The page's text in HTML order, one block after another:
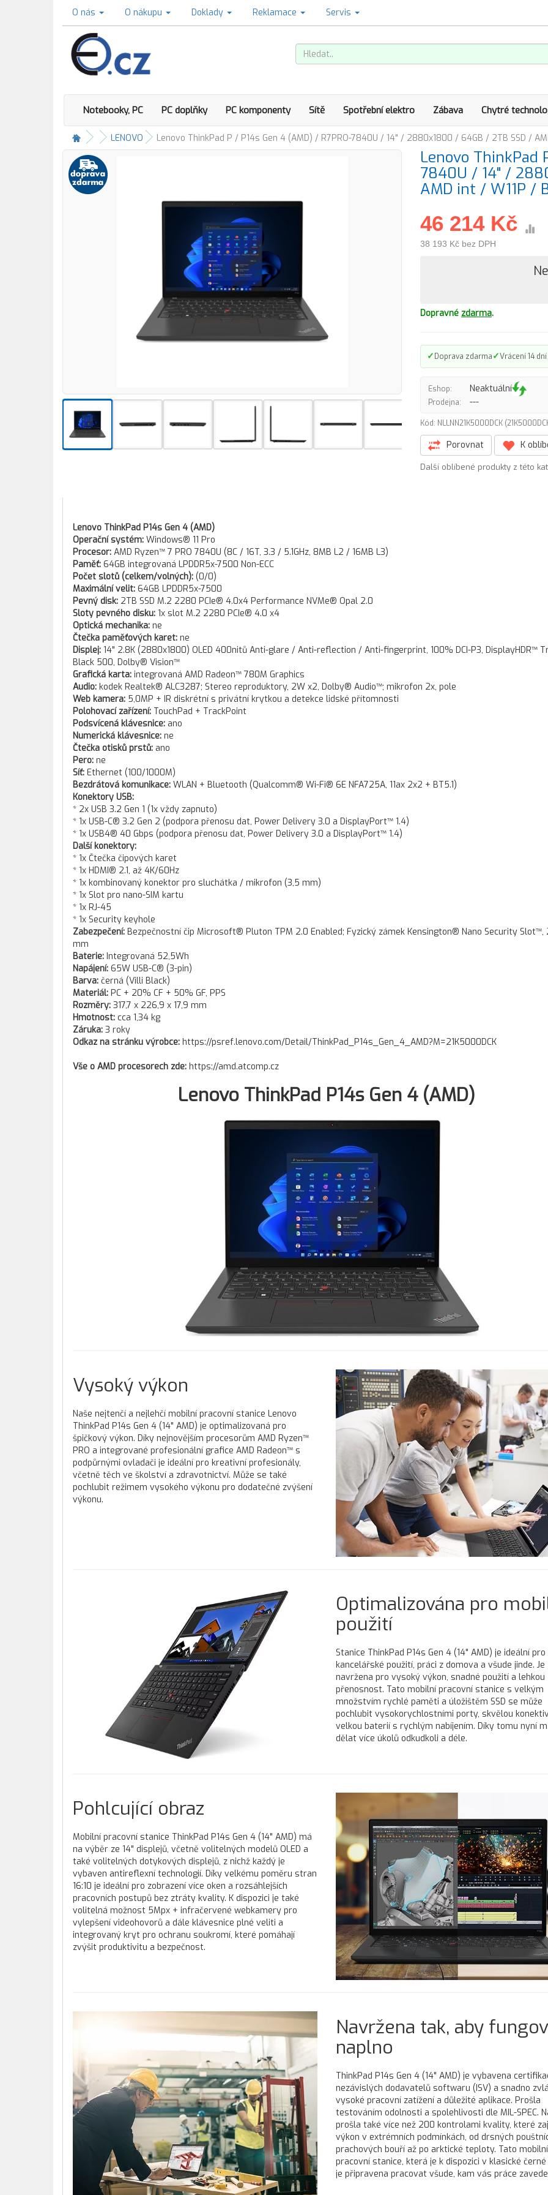
O nás O nákupu Doklady Reklamace Servis
Notebooky, PC PC doplňky PC komponenty Sítě Spotřební elektro Zábava Chytré
LENOVO Lenovo ThinkPad P / P14s Gen 4 (AMD) / R7PRO-7840U / 14" / 2880x1800 / 64GB / 2TB SSD /
Lenovo ThinkPad
7840U / 14" /
AMD int / W11P /
46 214 Kč
38 193 Kč bez DPH
Dopravné zdarma.
✓Doprava zdarma✓Vrácení 14 dní
Eshop: Neaktuální
Prodejna: ---
Kód: NLLNN21K5000DCK
Porovnat K
Další oblíbené produkty z této
Lenovo ThinkPad P14s Gen 4 (AMD)
Operační systém: Windows® 11 Pro
Procesor: AMD Ryzen™ 7 PRO 7840U (8C / 16T, 3.3 / 5.1GHz, 8MB L2 / 16MB L3)
Paměť: 64GB integrovaná LPDDR5x-7500 Non-ECC
Počet slotů (celkem/volných): (0/0)
Maximální velit: 64GB LPDDR5x-7500
Pevný disk: 2TB SSD M.2 2280 PCIe® 4.0x4 Performance NVMe® Opal 2.0
Sloty pevného disku: 1x slot M.2 2280 PCIe® 4.0 x4
Optická mechanika: ne
Čtečka paměťových karet: ne
Displej: 14" 2.8K (2880x1800) OLED 400nitů Anti-glare / Anti-reflection / Anti-fingerprint, 100% DCI-P3, DisplayHDR™
Black 500, Dolby® Vision™
Grafická karta: integrovaná AMD Radeon™ 780M Graphics
Audio: kodek Realtek® ALC3287; Stereo reproduktory, 2W x2, Dolby® Audio™; mikrofon 2x, pole
Web kamera: 5,0MP + IR diskrétní s privátní krytkou a detekce lidské přítomnosti
Polohovací zařízení: TouchPad + TrackPoint
Podsvícená klávesnice: ano
Numerická klávesnice: ne
Čtečka otisků prstů: ano
Pero: ne
Síť: Ethernet (100/1000M)
Bezdrátová komunikace: WLAN + Bluetooth (Qualcomm® Wi-Fi® 6E NFA725A, 11ax 2x2 + BT5.1)
Konektory USB:
* 2x USB 3.2 Gen 1 (1x vždy zapnuto)
* 1x USB-C® 3.2 Gen 2 (podpora přenosu dat, Power Delivery 3.0 a DisplayPort™ 1.4)
* 1x USB4® 40 Gbps (podpora přenosu dat, Power Delivery 3.0 a DisplayPort™ 1.4)
Další konektory:
* 1x Čtečka čipových karet
* 1x HDMI® 2.1, až 4K/60Hz
* 1x kombinovaný konektor pro sluchátka / mikrofon (3,5 mm)
* 1x Slot pro nano-SIM kartu
* 1x RJ-45
* 1x Security keyhole
Zabezpečení: Bezpečnostní čip Microsoft® Pluton TPM 2.0 Enabled; Fyzický zámek Kensington® Nano Security Slot™,
mm
Baterie: Integrovaná 52,5Wh
Napájení: 65W USB-C® (3-pin)
Barva: černá (Villi Black)
Materiál: PC + 20% CF + 50% GF, PPS
Rozměry: 317,7 x 226,9 x 17,9 mm
Hmotnost: cca 1,34 kg
Záruka: 3 roky
Odkaz na stránku výrobce: https://psref.lenovo.com/Detail/ThinkPad_P14s_Gen_4_AMD?M=21K5000DCK
Vše o AMD procesorech zde: https://amd.atcomp.cz
Lenovo ThinkPad P14s Gen 4 (AMD)
Vysoký výkon
Naše nejtenčí a nejlehčí mobilní pracovní stanice Lenovo
ThinkPad P14s Gen 4 (14" AMD) je optimalizovaná pro
špičkový výkon. Díky nejnovějším procesorům AMD Ryzen™
PRO a integrované profesionální grafice AMD Radeon™ s
podpůrnými ovladači je ideální pro kreativní profesionály,
včetně těch ve školství a zdravotnictví. Může se také
pochlubit režimem vysokého výkonu pro dodatečné zvýšení
výkonu.
Optimalizována pro
použití
Stanice ThinkPad P14s Gen 4 (14" AMD) je ideální pro
kancelářské použití, práci z domova a všude jinde. Je
navržena pro vysoký výkon, snadné použití a lehkou
přenosnost. Tato mobilní pracovní stanice s velkým
množstvím rychlé paměti a úložištěm SSD se může
pochlubit vysokorychlostními porty, skvělou
velkou baterií s rychlým nabíjením. Díky tomu nyní
dělat více úkolů odkudkoli a déle.
Pohlcující obraz
Mobilní pracovní stanice ThinkPad P14s Gen 4 (14" AMD) má
na výběr ze 14" displejů, včetně volitelných modelů OLED a
také volitelných dotykových displejů, z nichž každý je
vybaven antireflexní technologií. Díky velkému poměru stran
16:10 je ideální pro zobrazení více oken a rozsáhlejších
pracovních postupů bez ztráty kvality. K dispozici je také
volitelná možnost 5Mpx + infračervené webkamery pro
vylepšení videohovorů a dále klávesnice plné veliti a
integrovaný kryt pro ochranu soukromí, které pomáhají
zvýšit produktivitu a bezpečnost.
Navržena tak, aby
naplno
ThinkPad P14s Gen 4 (14" AMD) je vybavena
nezávislých dodavatelů softwaru (ISV) a snadno
vysoké pracovní zatížení a důležité aplikace. Prošla
testováním odolnosti a spolehlivosti dle MIL-SPEC.
prošla také více než 200 kontrolami kvality, které
výkon v extrémních podmínkách, od drsných
prachových bouří až po arktické teploty. Tato mobilní
pracovní stanice, která je k dispozici v klasické
je připravena pracovat všude, kam vás práce